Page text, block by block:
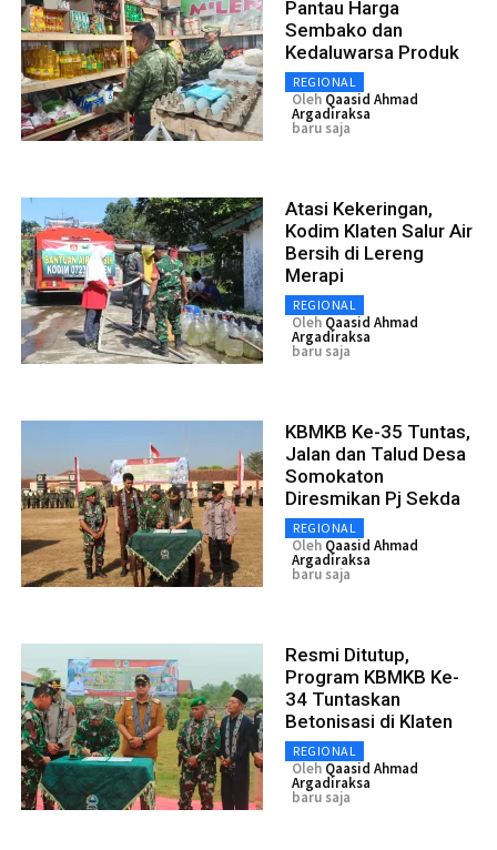
Pantau Harga
Sembako dan
Kedaluwarsa Produk
REGIONAL
Oleh Qaasid Ahmad
Argadiraksa
baru saja
Atasi Kekeringan,
Kodim Klaten Salur Air
Bersih di Lereng
Merapi
REGIONAL
Oleh Qaasid Ahmad
Argadiraksa
baru saja
KBMKB Ke-35 Tuntas,
Jalan dan Talud Desa
Somokaton
Diresmikan Pj Sekda
REGIONAL
Oleh Qaasid Ahmad
Argadiraksa
baru saja
Resmi Ditutup,
Program KBMKB Ke-
34 Tuntaskan
Betonisasi di Klaten
REGIONAL
Oleh Qaasid Ahmad
Argadiraksa
baru saja